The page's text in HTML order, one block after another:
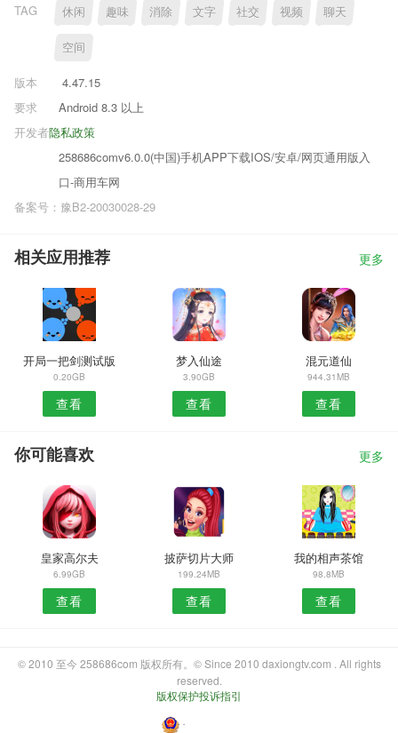
TAG 休闲 趣味 消除 文字 社交 视频 聊天
空间
版本
4.47.15
要求
Android 8.3 以上
隐私政策
开发者
258686comv6.0.0(中国)手机APP下载IOS/安卓/网页通用版入
口-商用车网
备案号：豫B2-20030028-29
相关应用推荐 更多
开局一把剑测试版
0.20GB
查看
梦入仙途
3.90GB
查看
混元道仙
944.31MB
查看
你可能喜欢 更多
皇家高尔夫
6.99GB
查看
披萨切片大师
199.24MB
查看
我的相声茶馆
98.8MB
查看
© 2010 至今 258686com 版权所有。© Since 2010 daxiongtv.com . All rights
reserved.
版权保护投诉指引
・